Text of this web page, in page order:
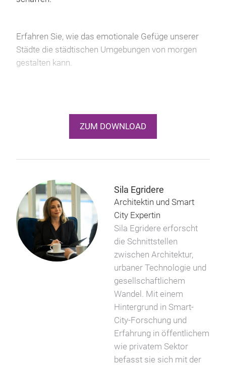
Erfahren Sie, wie das emotionale Gefüge unserer
Städte die städtischen Umgebungen von morgen
gestalten kann.
ZUM DOWNLOAD
Sila Egridere
Architektin und Smart
City Expertin
Sila Egridere erforscht
die Schnittstellen
zwischen Architektur,
urbaner Technologie und
gesellschaftlichem
Wandel. Mit einem
Hintergrund in Smart-
City-Forschung und
Erfahrung in öffentlichem
wie privatem Sektor
befasst sie sich mit der